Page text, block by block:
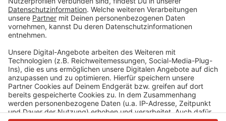
Anzeige
Anzeige